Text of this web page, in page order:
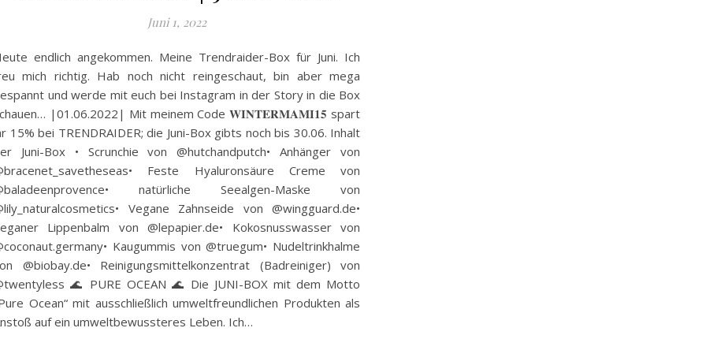
Juni 1, 2022
endlich angekommen. Meine Trendraider-Box für Juni. Ich
mich richtig. Hab noch nicht reingeschaut, bin aber mega
und werde mit euch bei Instagram in der Story in die Box
|01.06.2022| Mit meinem Code 𝐖𝐈𝐍𝐓𝐄𝐑𝐌𝐀𝐌𝐈𝟏𝟓 spart
15% bei TRENDRAIDER; die Juni-Box gibts noch bis 30.06. Inhalt
Juni-Box • Scrunchie von @hutchandputch• Anhänger von
Feste Hyaluronsäure Creme von
natürliche Seealgen-Maske von
Vegane Zahnseide von @wingguard.de•
Lippenbalm von @lepapier.de• Kokosnusswasser von
Kaugummis von @truegum• Nudeltrinkhalme
@biobay.de• Reinigungsmittelkonzentrat (Badreiniger) von
🌊 PURE OCEAN 🌊 Die JUNI-BOX mit dem Motto
Ocean“ mit ausschließlich umweltfreundlichen Produkten als
auf ein umweltbewussteres Leben. Ich…